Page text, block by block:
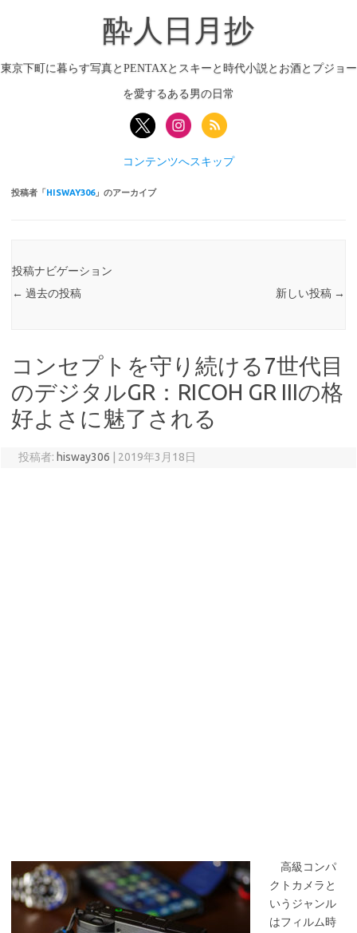
酔人日月抄
東京下町に暮らす写真とPENTAXとスキーと時代小説とお酒とプジョー
を愛するある男の日常
コンテンツへスキップ
投稿者「HISWAY306」のアーカイブ
投稿ナビゲーション
← 過去の投稿 新しい投稿 →
コンセプトを守り続ける7世代目
のデジタルGR：RICOH GR IIIの格
好よさに魅了される
投稿者: hisway306 2019年3月18日
高級コンパ
クトカメラと
いうジャンル
はフィルム時